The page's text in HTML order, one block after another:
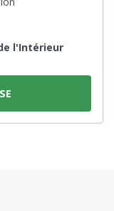
l'Intérieur